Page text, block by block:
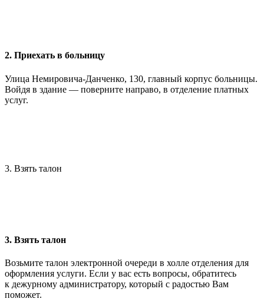
2. Приехать в больницу
Улица Немировича-Данченко, 130, главный корпус больницы.
Войдя в здание — поверните направо, в отделение платных
услуг.
3. Взять талон
3. Взять талон
Возьмите талон электронной очереди в холле отделения для
оформления услуги. Если у вас есть вопросы, обратитесь
к дежурному администратору, который с радостью Вам
поможет.